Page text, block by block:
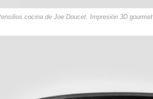
cocina de Joe Doucet. Impresión 3D gourmet